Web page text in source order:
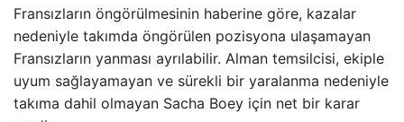
Fransızların öngörülmesinin haberine göre, kazalar
nedeniyle takımda öngörülen pozisyona ulaşamayan
Fransızların yanması ayrılabilir. Alman temsilcisi, ekiple
uyum sağlayamayan ve sürekli bir yaralanma nedeniyle
takıma dahil olmayan Sacha Boey için net bir karar